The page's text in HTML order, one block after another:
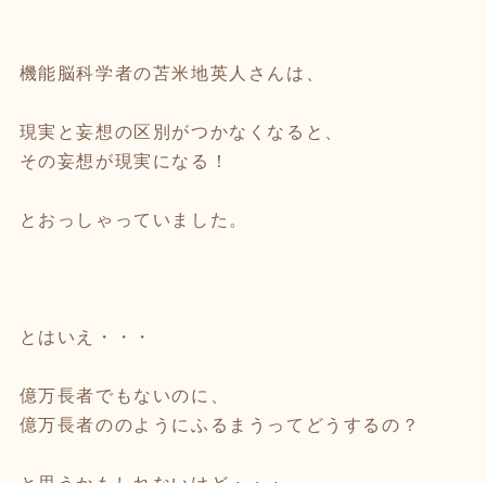
機能脳科学者の苫米地英人さんは、
現実と妄想の区別がつかなくなると、
その妄想が現実になる！
とおっしゃっていました。
とはいえ・・・
億万長者でもないのに、
億万長者ののようにふるまうってどうするの？